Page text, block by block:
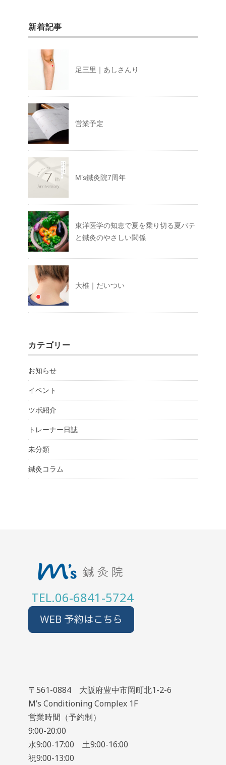
新着記事
足三里｜あしさんり
営業予定
M’s鍼灸院7周年
東洋医学の知恵で夏を乗り切る夏バテ
と鍼灸のやさしい関係
大椎｜だいつい
カテゴリー
お知らせ
イベント
ツボ紹介
トレーナー日誌
未分類
鍼灸コラム
TEL.06-6841-5724
〒561-0884 大阪府豊中市岡町北1-2-6
M’s Conditioning Complex 1F
営業時間（予約制）
9:00-20:00
水9:00-17:00 土9:00-16:00
祝9:00-13:00